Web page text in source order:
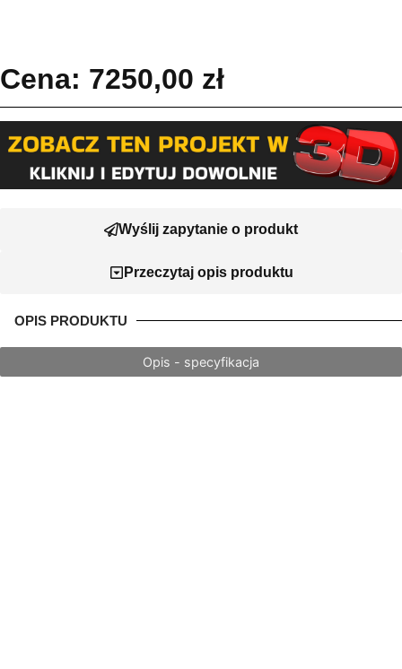
Cena: 7250,00 zł
Wyślij zapytanie o produkt
Przeczytaj opis produktu
OPIS PRODUKTU
Opis - specyfikacja